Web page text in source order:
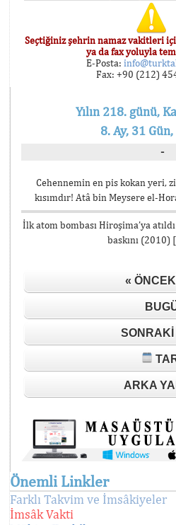
Seçtiğiniz şehrin namaz vakitleri
ya da fax yoluyla
E-Posta:
Fax: +90 (212)
Yılın 218. günü,
8. Ay, 31
-
Cehennemin en pis kokan yeri,
kısımdır! Atâ bin Meysere el-
İlk atom bombası Hiroşima’ya
baskını (2010)
«
SONRAKI
ARKA
Önemli Linkler
Farklı Takvim ve İmsâkiyeler
İmsâk Vakti